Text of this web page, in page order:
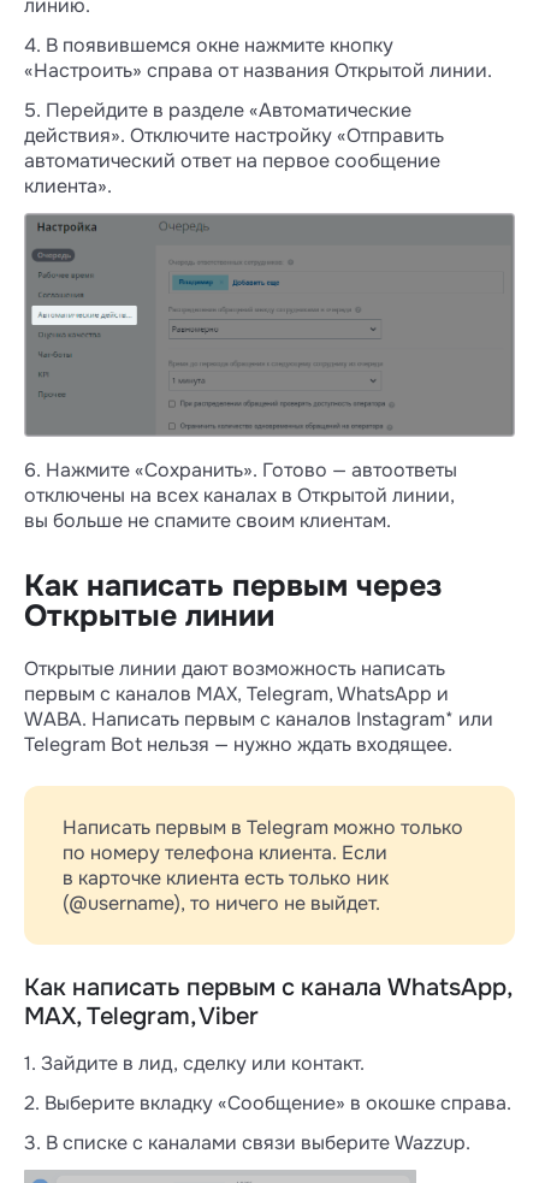
Если пока сложно решить, какие
чаты подходят больше, загляните
в эти инструкции:
👉 про чаты Wazzup:как устроены
икакие возможности есть,
доступно в ОЛ
линию.
4. В появившемся окне нажмите кнопку
«Настроить» справа от названия Открытой линии.
5. Перейдите в разделе «Автоматические
действия». Отключите настройку «Отправить
автоматический ответ на первое сообщение
клиента».
6. Нажмите «Сохранить». Готово — автоответы
отключены на всех каналах в Открытой линии,
вы больше не спамите своим клиентам.
Как написать первым через
Открытые линии
Открытые линии дают возможность написать
первым с каналов MAX, Telegram, WhatsApp и
WABA. Написать первым с каналов Instagram* или
Telegram Bot нельзя — нужно ждать входящее.
Написать первым в Telegram можно только
по номеру телефона клиента. Если
в карточке клиента есть только ник
(@username), то ничего не выйдет.
Как написать первым с канала WhatsApp,
MAX, Telegram, Viber
1. Зайдите в лид, сделку или контакт.
2. Выберите вкладку «Сообщение» в окошке справа.
3. В списке с каналами связи выберите Wazzup.